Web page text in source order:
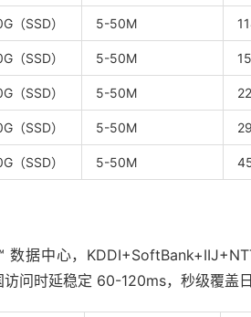
（SSD） 5-50M
（SSD） 5-50M
（SSD） 5-50M
（SSD） 5-50M
（SSD） 5-50M
数据中心，
问时延稳定 60-120ms，秒级覆盖日